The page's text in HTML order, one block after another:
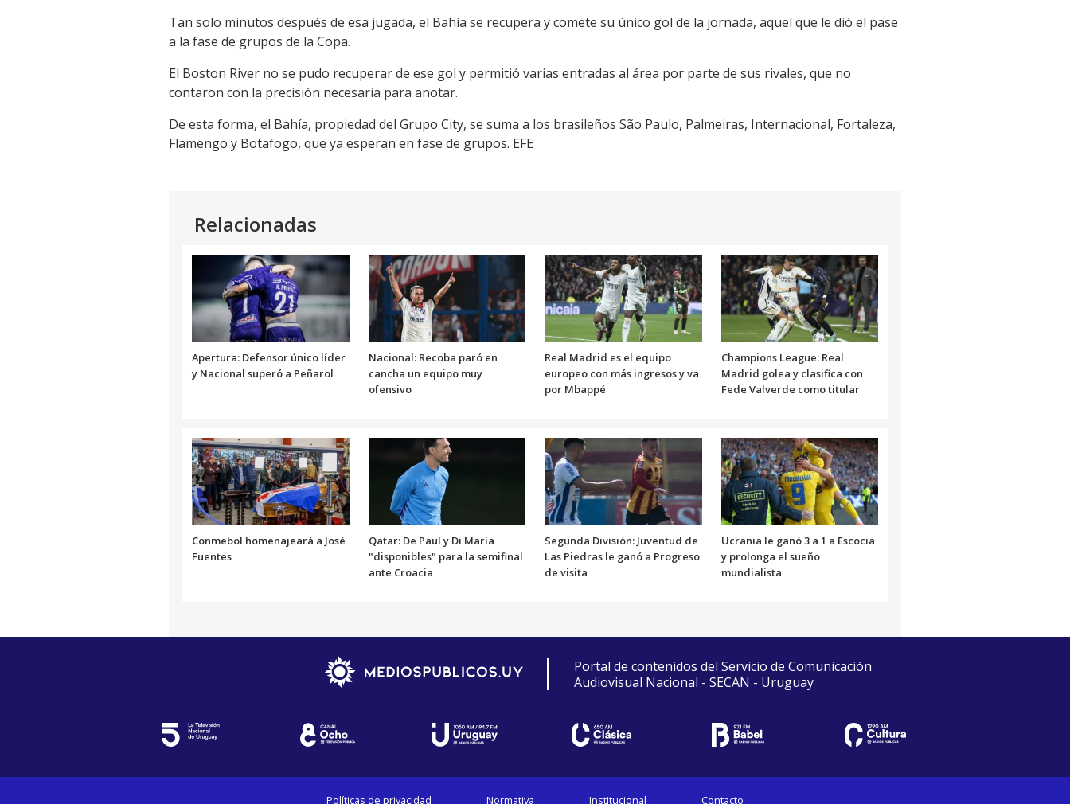
Tan solo minutos después de esa jugada, el Bahía se recupera y comete su único gol de la jornada, aquel que le dió el pase
a la fase de grupos de la Copa.
El Boston River no se pudo recuperar de ese gol y permitió varias entradas al área por parte de sus rivales, que no
contaron con la precisión necesaria para anotar.
De esta forma, el Bahía, propiedad del Grupo City, se suma a los brasileños São Paulo, Palmeiras, Internacional, Fortaleza,
Flamengo y Botafogo, que ya esperan en fase de grupos. EFE
Relacionadas
Apertura: Defensor único líder
y Nacional superó a Peñarol
Nacional: Recoba paró en
cancha un equipo muy
ofensivo
Real Madrid es el equipo
europeo con más ingresos y va
por Mbappé
Champions League: Real
Madrid golea y clasifica con
Fede Valverde como titular
Conmebol homenajeará a José
Fuentes
Qatar: De Paul y Di María
"disponibles" para la semifinal
ante Croacia
Segunda División: Juventud de
Las Piedras le ganó a Progreso
de visita
Ucrania le ganó 3 a 1 a Escocia
y prolonga el sueño
mundialista
Portal de contenidos del Servicio de Comunicación
Audiovisual Nacional - SECAN - Uruguay
Políticas de privacidad Normativa Institucional Contacto